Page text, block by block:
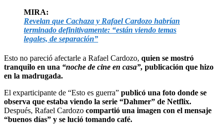
MIRA:
Revelan que Cachaza y Rafael Cardozo habrían
terminado definitivamente: “están viendo temas
legales, de separación”
Esto no pareció afectarle a Rafael Cardozo, quien se mostró
tranquilo en una “noche de cine en casa”, publicación que hizo
en la madrugada.
El exparticipante de “Esto es guerra” publicó una foto donde se
observa que estaba viendo la serie “Dahmer” de Netflix.
Después, Rafael Cardozo compartió una imagen con el mensaje
“buenos días” y se lució tomando café.